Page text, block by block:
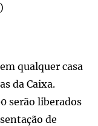
qualquer casa
da Caixa.
serão liberados
de